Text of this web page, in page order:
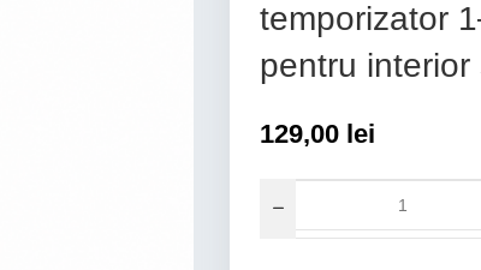
temporizator
pentru interior
129,00 lei